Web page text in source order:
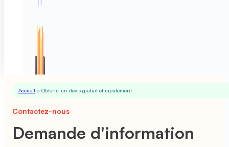
Rénovation tous corps d’état
Accueil » Obtenir un devis gratuit et rapidement
Contactez-nous
Demande d'information